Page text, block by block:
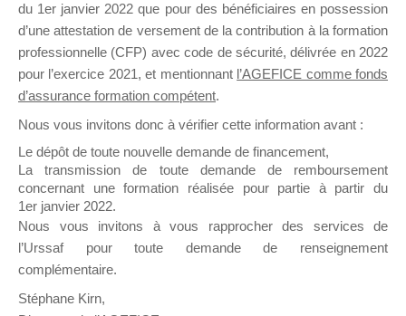
Ce groupe est destiné aux Organismes de
Formation qui souhaitent répondre à l’Appel à
Propositions Mallette du Dirigeant.
sur lequel il est possible de laisser un message
ou poser une question.
NB : Il est nécessaire d’être
pouvoir rejoindre ce groupe
du 1er janvier 2022 que pour des bénéficiaires en possession
d’une attestation de versement de la contribution à la formation
professionnelle (CFP) avec code de sécurité, délivrée en 2022
pour l’exercice 2021, et mentionnant l’AGEFICE comme fonds
d’assurance formation compétent.
Nous vous invitons donc à vérifier cette information avant :
Le dépôt de toute nouvelle demande de financement,
La transmission de toute demande de remboursement
concernant une formation réalisée pour partie à partir du
1er janvier 2022.
Nous vous invitons à vous rapprocher des services de
l’Urssaf pour toute demande de renseignement
complémentaire.
Stéphane Kirn,